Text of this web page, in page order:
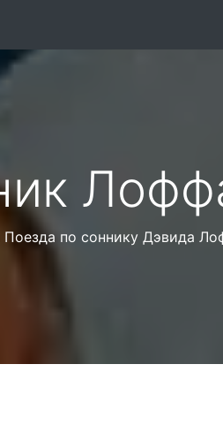
Поезда по соннику Дэвида